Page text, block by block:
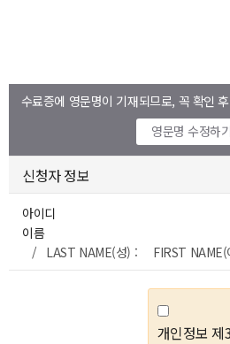
수료증에 영문명이 기재되므로, 꼭 확인
영문명 수정하기
신청자 정보
아이디
이름
/ LAST NAME(성) : FIRST NAME(
개인정보 제